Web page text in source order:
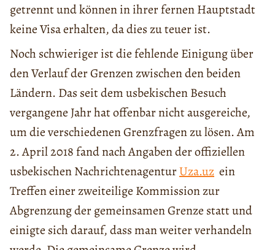
getrennt und können in ihrer fernen Hauptstadt
keine Visa erhalten, da dies zu teuer ist.
Noch schwieriger ist die fehlende Einigung über
den Verlauf der Grenzen zwischen den beiden
Ländern. Das seit dem usbekischen Besuch
vergangene Jahr hat offenbar nicht ausgereiche,
um die verschiedenen Grenzfragen zu lösen. Am
2. April 2018 fand nach Angaben der offiziellen
usbekischen NachrichtenagenturUza.uz ein
Treffen einer zweiteilige Kommission zur
Abgrenzung der gemeinsamen Grenze statt und
einigte sich darauf, dass man weiter verhandeln